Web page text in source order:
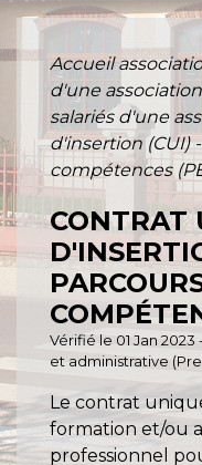
Accueil
d'une association
salariés d'une
d'insertion (CUI)
compétences
CONTRAT
Vérifié le 01 Jan
et administrative
Le contrat
formation et/ou
professionnel